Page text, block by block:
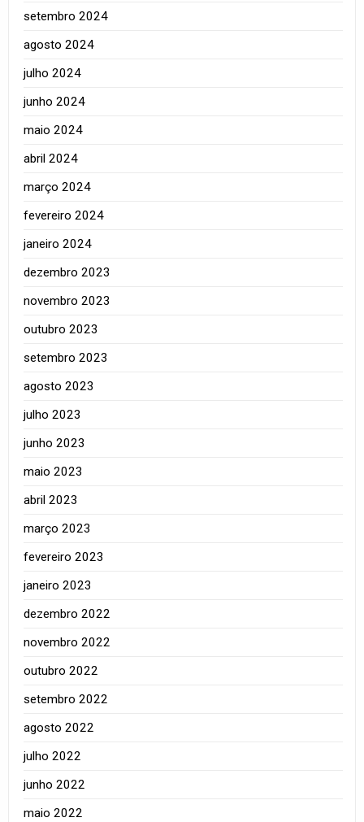
setembro 2024
agosto 2024
julho 2024
junho 2024
maio 2024
abril 2024
março 2024
fevereiro 2024
janeiro 2024
dezembro 2023
novembro 2023
outubro 2023
setembro 2023
agosto 2023
julho 2023
junho 2023
maio 2023
abril 2023
março 2023
fevereiro 2023
janeiro 2023
dezembro 2022
novembro 2022
outubro 2022
setembro 2022
agosto 2022
julho 2022
junho 2022
maio 2022